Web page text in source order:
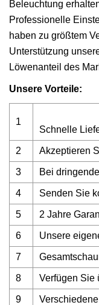
Beleuchtung
Professionelle
haben zu größtem
Unterstützung
Löwenanteil des
Unsere Vorteile:
1
Schnelle
2 Akzeptieren
3 Bei
4 Senden Sie
5 2 Jahre
6 Unsere
7
8 Verfügen Sie
9